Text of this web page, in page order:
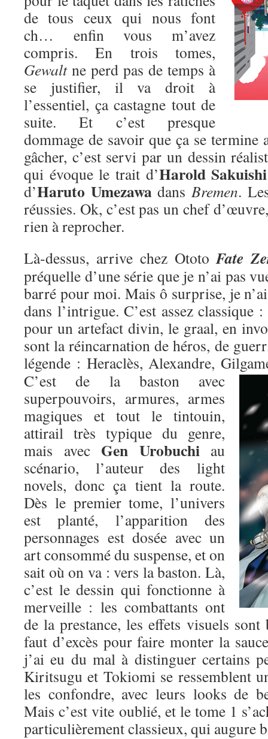
de tous ceux qui nous font
ch… enfin vous m’avez
compris. En trois tomes,
Gewaltne perd pas de temps à
se justifier, il va droit à
l’essentiel, ça castagne tout de
suite. Et c’est presque
dommage de savoir que ça se
gâcher, c’est servi par un dessin
qui évoque le trait d’Harold Sakuishi
d’Haruto UmezawadansBremen.
réussies. Ok, c’est pas un chef
rien à reprocher.
Là-dessus, arrive chez OtotoFate
préquelle d’une série que je n’ai pas
barré pour moi. Mais ô surprise, je
dans l’intrigue. C’est assez classique
pour un artefact divin, le graal, en
sont la réincarnation de héros, de
légende : Heraclès, Alexandre,
C’est de la baston avec
superpouvoirs, armures, armes
magiques et tout le tintouin,
attirail très typique du genre,
mais avec Gen Urobuchiau
scénario, l’auteur des light
novels, donc ça tient la route.
Dès le premier tome, l’univers
est planté, l’apparition des
personnages est dosée avec un
art consommé du suspense, et on
sait où on va : vers la baston. Là,
c’est le dessin qui fonctionne à
merveille : les combattants ont
de la prestance, les effets visuels sont
faut d’excès pour faire monter la
j’ai eu du mal à distinguer certains
Kiritsugu et Tokiomi se ressemblent
les confondre, avec leurs looks de
Mais c’est vite oublié, et le tome 1
particulièrement classieux, qui augure